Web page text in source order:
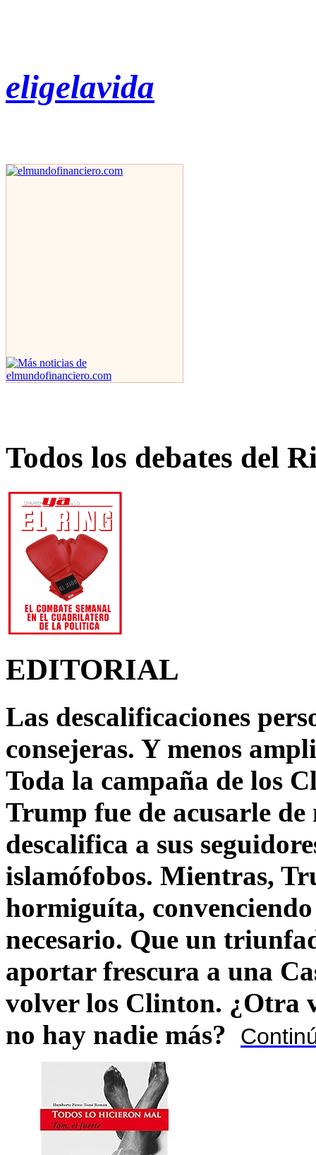
eligelavida
Todos los debates del
EDITORIAL
Las descalificaciones
consejeras. Y menos
Toda la campaña de los
Trump fue de acusarle
descalifica a sus
islamófobos. Mientras,
hormiguíta,
necesario. Que un
aportar frescura a una
volver los Clinton. ¿Otra
no hay nadie más?